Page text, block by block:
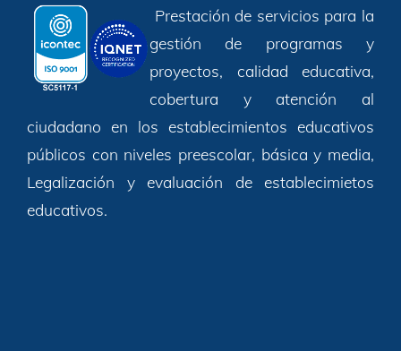
Prestación de servicios para la
gestión de programas y
proyectos, calidad educativa,
cobertura y atención al
ciudadano en los establecimientos educativos
públicos con niveles preescolar, básica y media,
Legalización y evaluación de establecimietos
educativos.